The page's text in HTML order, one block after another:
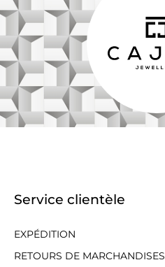
Service clientèle
EXPÉDITION
RETOURS DE MARCHANDISES